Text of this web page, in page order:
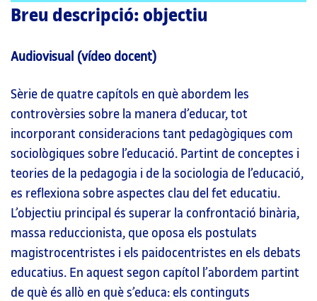
d
t
p
i
n
d
o
Breu descripció: objectiu
Audiovisual (vídeo docent)
Sèrie de quatre capítols en què abordem les
controvèrsies sobre la manera d’educar, tot
incorporant consideracions tant pedagògiques com
sociològiques sobre l’educació. Partint de conceptes i
teories de la pedagogia i de la sociologia de l’educació,
es reflexiona sobre aspectes clau del fet educatiu.
L’objectiu principal és superar la confrontació binària,
massa reduccionista, que oposa els postulats
magistrocentristes i els paidocentristes en els debats
educatius. En aquest segon capítol l’abordem partint
de què és allò en què s’educa: els continguts